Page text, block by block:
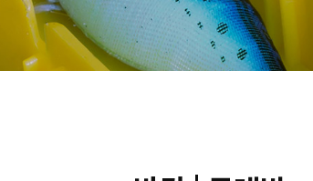
트리플 지그헤드 대용량 대